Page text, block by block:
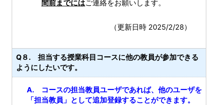
間前までにはご連絡をお願いします。
（更新日時 2025/2/28）
Q８. 担当する授業科目コースに他の教員が参加できる
ようにしたいです。
A. コースの担当教員ユーザであれば、他のユーザを
「担当教員」として追加登録することができます。